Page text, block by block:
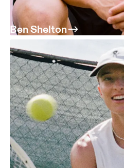
Ben Shelton